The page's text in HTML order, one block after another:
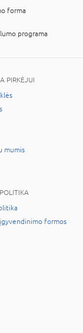
forma
programa
PIRKĖJUI
mumis
formos